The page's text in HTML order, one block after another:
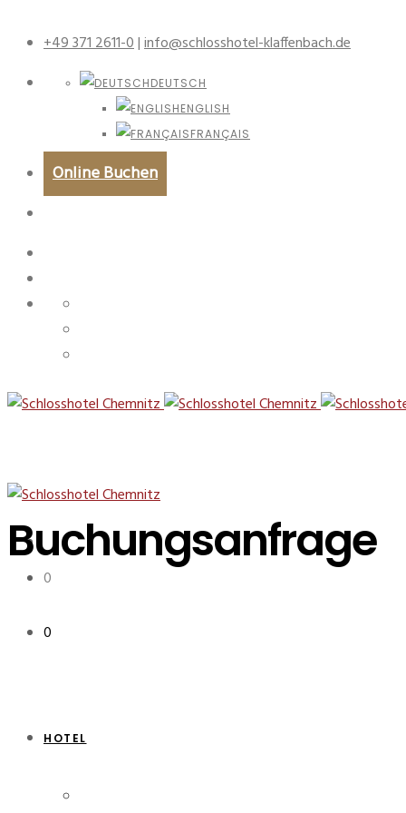
+49 371 2611-0|info@schlosshotel-klaffenbach.de
DEUTSCH
ENGLISH
FRANÇAIS
Online Buchen
0
HOTEL
0
Buchungsanfrage